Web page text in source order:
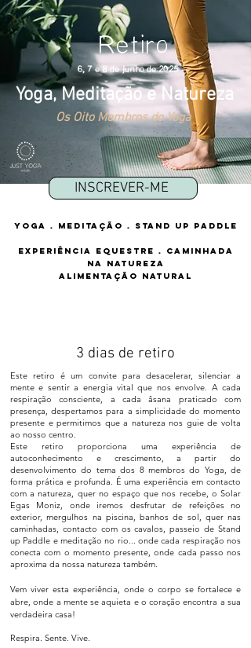
Retiro
6, 7 e 8 de junho de 2025
Yoga, Meditação e Natureza
Os Oito Membros do Yoga
INSCREVER-ME
Yoga . meditação . Stand Up PadDle
Experiência equestre . Caminhada
na Natureza
Alimentação natural
3 dias de retiro
Este retiro é um convite para desacelerar, silenciar a
mente e sentir a energia vital que nos envolve. A cada
respiração consciente, a cada âsana praticado com
presença, despertamos para a simplicidade do momento
presente e permitimos que a natureza nos guie de volta
ao nosso centro.
Este retiro proporciona uma experiência de
autoconhecimento e crescimento, a partir do
desenvolvimento do tema dos 8 membros do Yoga, de
forma prática e profunda. É uma experiência em contacto
com a natureza, quer no espaço que nos recebe, o Solar
Egas Moniz, onde iremos desfrutar de refeições no
exterior, mergulhos na piscina, banhos de sol, quer nas
caminhadas, contacto com os cavalos, passeio de Stand
up Paddle e meditação no rio... onde cada respiração nos
conecta com o momento presente, onde cada passo nos
aproxima da nossa natureza também.
Vem viver esta experiência, onde o corpo se fortalece e
abre, onde a mente se aquieta e o coração encontra a sua
verdadeira casa!
Respira. Sente. Vive.